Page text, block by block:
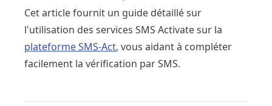
Cet article fournit un guide détaillé sur
l'utilisation des services SMS Activate sur la
plateforme SMS-Act, vous aidant à compléter
facilement la vérification par SMS.